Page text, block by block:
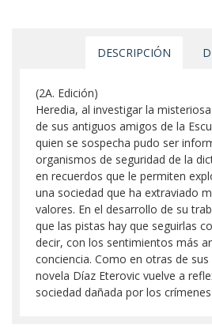
DESCRIPCIÓN
(2A. Edición)
Heredia, al investigar la
de sus antiguos amigos de la
quien se sospecha pudo ser
organismos de seguridad de la
en recuerdos que le permiten
una sociedad que ha extraviado
valores. En el desarrollo de su
que las pistas hay que seguirlas
decir, con los sentimientos más
conciencia. Como en otras de
novela Díaz Eterovic vuelve a
sociedad dañada por los